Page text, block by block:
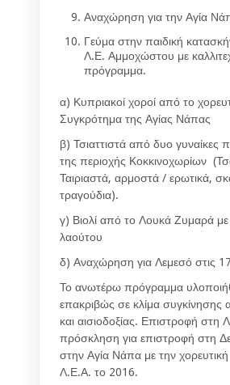
Αναχώρηση για την Αγία
Γεύμα στην παιδική
Λ.Ε. Αμμοχώστου με
πρόγραμμα.
α) Κυπριακοί χοροί από το
Συγκρότημα της Αγίας Νάπας
β) Τσιαττιστά από δυο γυναίκες
της περιοχής Κοκκινοχωρίων
Ταιριαστά, αρμοστά / ερωτικά,
τραγούδια).
γ) Βιολί από το Λουκά Ζυμαρά με
λαούτου
δ) Αναχώρηση για Λεμεσό στις
Το ανωτέρω πρόγραμμα
επακριβώς σε κλίμα συγκίνησης
και αισιοδοξίας. Επιστροφή στη
πρόσκληση για επιστροφή στη
στην Αγία Νάπα με την
Λ.Ε.Α. το 2016.